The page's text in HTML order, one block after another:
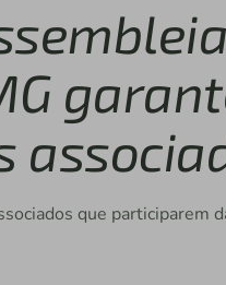
que participarem